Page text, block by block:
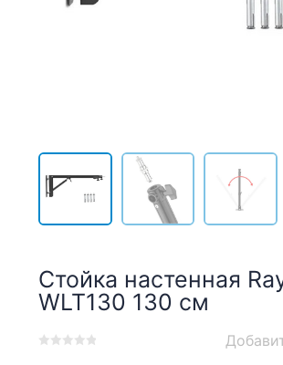
Стойка настенная
WLT130 130 см